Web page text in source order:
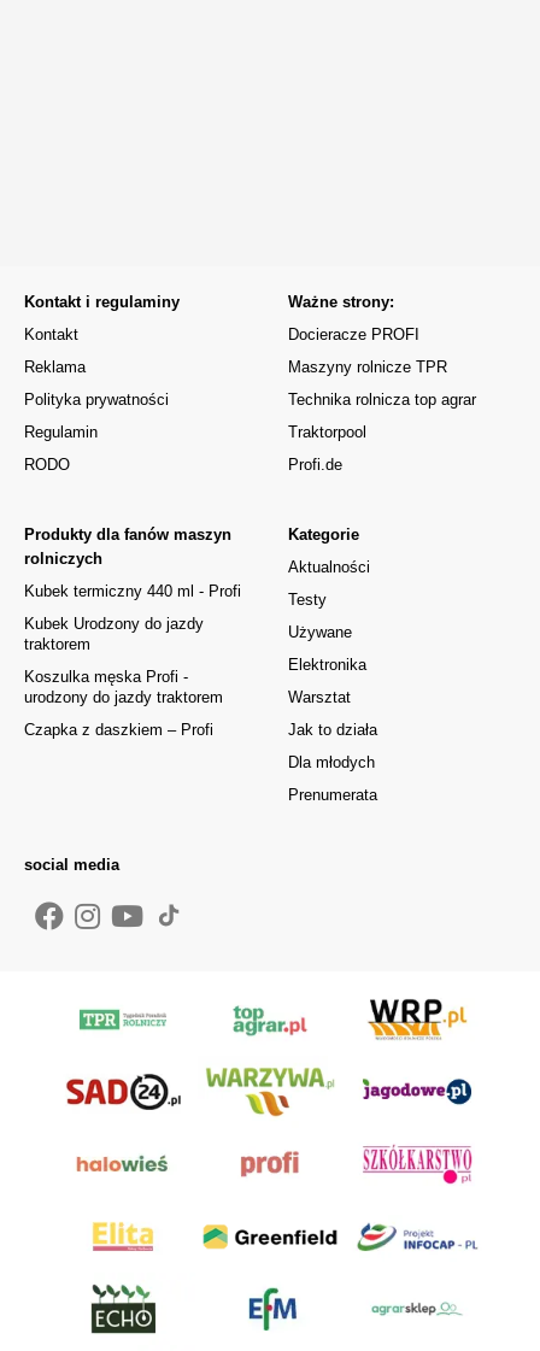
Kontakt i regulaminy
Kontakt
Reklama
Polityka prywatności
Regulamin
RODO
Kategorie
Aktualności
Testy
Używane
Elektronika
Warsztat
Jak to działa
Dla młodych
Prenumerata
Produkty dla fanów maszyn
rolniczych
Kubek termiczny 440 ml - Profi
Kubek Urodzony do jazdy
traktorem
Koszulka męska Profi -
urodzony do jazdy traktorem
Czapka z daszkiem – Profi
Ważne strony:
Docieracze PROFI
Maszyny rolnicze TPR
Technika rolnicza top agrar
Traktorpool
Profi.de
social media